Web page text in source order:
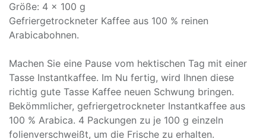
Größe: 4 x 100 g
Gefriergetrockneter Kaffee aus 100 % reinen
Arabicabohnen.
Machen Sie eine Pause vom hektischen Tag mit einer
Tasse Instantkaffee. Im Nu fertig, wird Ihnen diese
richtig gute Tasse Kaffee neuen Schwung bringen.
Bekömmlicher, gefriergetrockneter Instantkaffee aus
100 % Arabica. 4 Packungen zu je 100 g einzeln
folienverschweißt, um die Frische zu erhalten.